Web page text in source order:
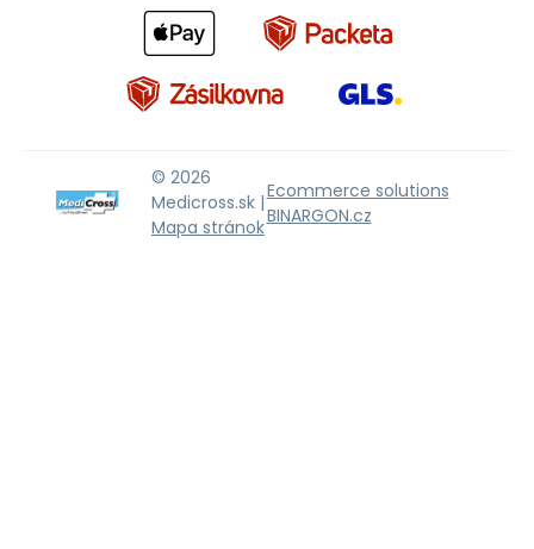
© 2026
Medicross.sk |
Mapa stránok
Ecommerce solutions
BINARGON.cz